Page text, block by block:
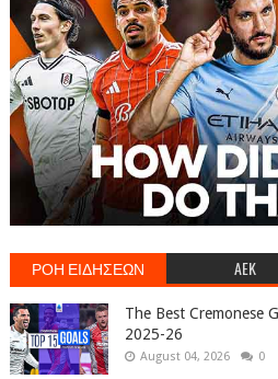
ΡΟΗ ΕΙΔΗΣΕΩΝ AEK
The Best Cremonese
2025-26
August 04, 2026 0